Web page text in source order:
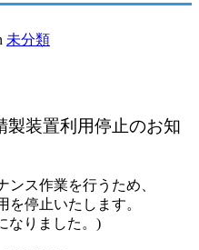
未分類
製装置利用停止のお知
ンス作業を行うため、
を停止いたします。
なりました。)